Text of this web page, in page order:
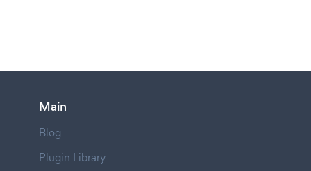
Main
Blog
Plugin Library